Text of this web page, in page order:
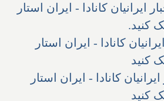
ایرانیان کانادا - ایران استار
کنید.
کانادا - ایران استار
کنید
کانادا - ایران استار
کنید